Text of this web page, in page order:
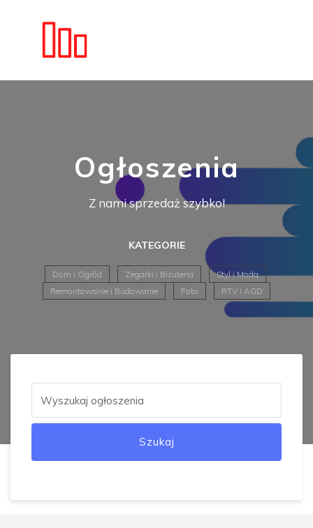
Ogłoszenia
Z nami sprzedaż szybko!
KATEGORIE
Dom i Ogród Zegarki i Biżuteria
Styl i Moda
Remontowanie i Budowanie
Foto RTV i AGD
Szukaj